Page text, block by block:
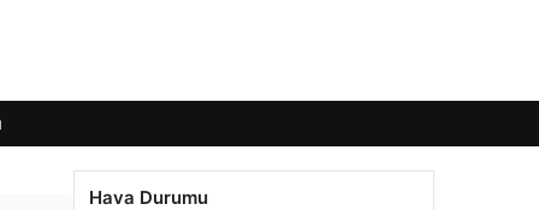
Hava Durumu